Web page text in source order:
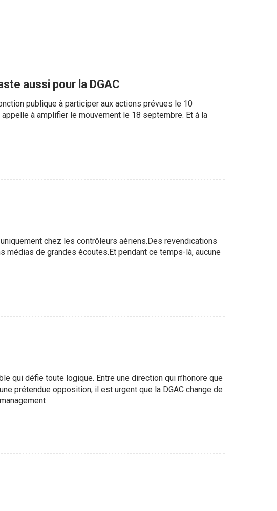
aussi pour la DGAC
publique à participer aux actions prévues le 10
à amplifier le mouvement le 18 septembre. Et à la
chez les contrôleurs aériens.Des revendications
de grandes écoutes.Et pendant ce temps-là, aucune
qui défie toute logique. Entre une direction qui n’honore que
prétendue opposition, il est urgent que la DGAC change de